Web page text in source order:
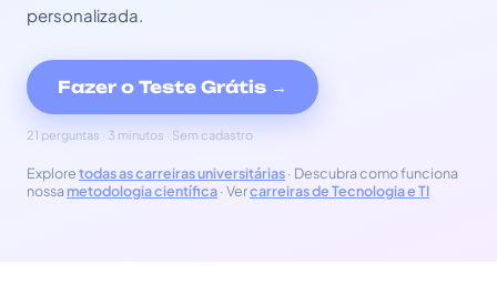
personalizada.
Fazer o Teste Grátis →
21 perguntas · 3 minutos · Sem cadastro
Exploretodas as carreiras universitárias· Descubra como funciona
nossa metodologia científica· Vercarreiras de Tecnologia e TI